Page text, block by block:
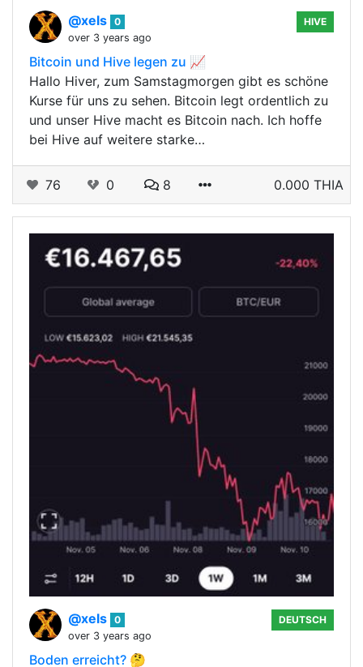
@xels 0
over 3 years ago
HIVE
Bitcoin und Hive legen zu 📈
Hallo Hiver, zum Samstagmorgen gibt es schöne
Kurse für uns zu sehen. Bitcoin legt ordentlich zu
und unser Hive macht es Bitcoin nach. Ich hoffe
bei Hive auf weitere starke…
76 0 8 0.000 THIA
@xels 0
over 3 years ago
DEUTSCH
Boden erreicht? 🤔